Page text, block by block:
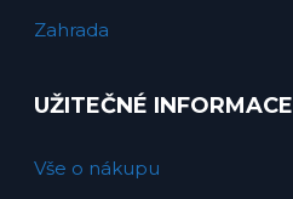
Zahrada
UŽITEČNÉ INFORMACE
Vše o nákupu